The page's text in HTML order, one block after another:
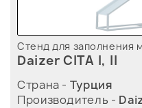
Стенд для заполнения
Daizer CITA I, II
Страна - Турция
Производитель -